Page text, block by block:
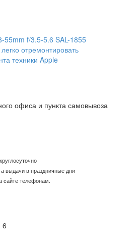
55mm f/3.5-5.6 SAL-1855
отремонтировать
техники Apple
офиса и пункта самовывоза
выдачи в праздничные дни
сайте телефонам.
6